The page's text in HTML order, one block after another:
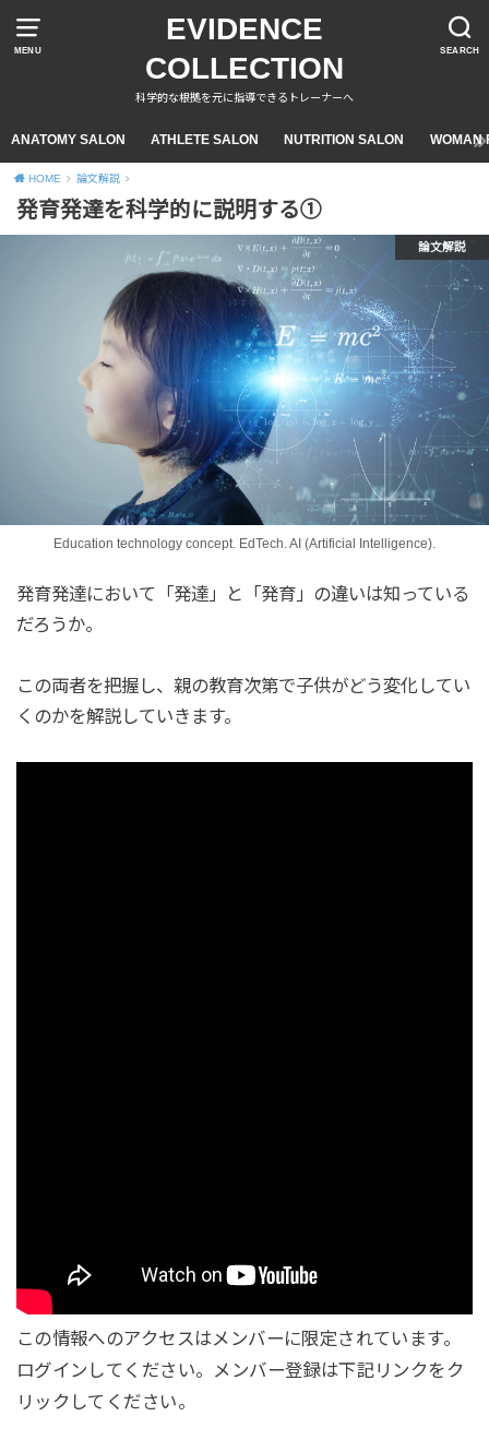
MENU SEARCH
EVIDENCE
COLLECTION
科学的な根拠を元に指導できるトレーナーへ
ANATOMY SALON ATHLETE SALON NUTRITION SALON WOMAN
HOME 論文解説
発育発達を科学的に説明する①
Education technology concept. EdTech. AI (Artificial Intelligence).
論文解説
発育発達において「発達」と「発育」の違いは知っている
だろうか。
この両者を把握し、親の教育次第で子供がどう変化してい
くのかを解説していきます。
この情報へのアクセスはメンバーに限定されています。
ログインしてください。メンバー登録は下記リンクをク
リックしてください。